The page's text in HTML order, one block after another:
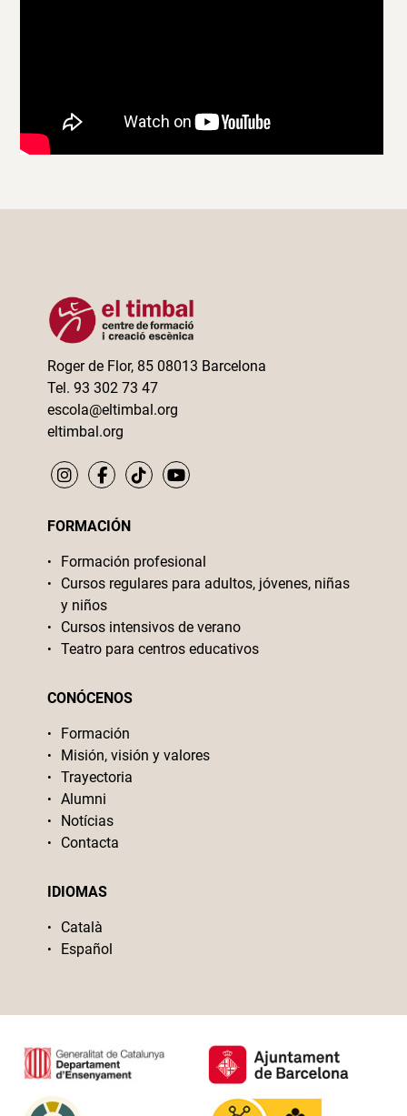
Roger de Flor, 85 08013 Barcelona
Tel. 93 302 73 47
escola@eltimbal.org
eltimbal.org
FORMACIÓN
Formación profesional
Cursos regulares para adultos, jóvenes, niñas
y niños
Cursos intensivos de verano
Teatro para centros educativos
CONÓCENOS
Formación
Misión, visión y valores
Trayectoria
Alumni
Notícias
Contacta
IDIOMAS
Català
Español